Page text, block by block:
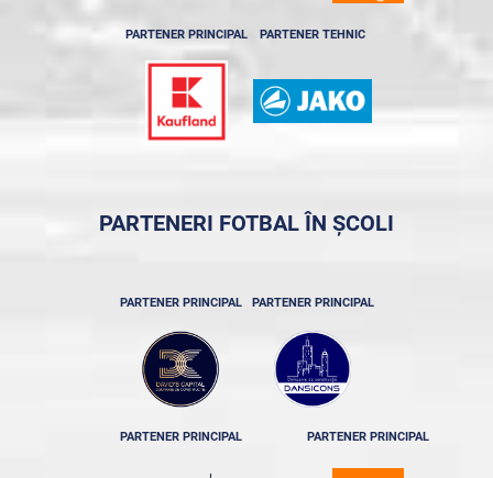
PARTENER PRINCIPAL PARTENER TEHNIC
PARTENERI FOTBAL ÎN ȘCOLI
PARTENER PRINCIPAL PARTENER PRINCIPAL
PARTENER PRINCIPAL PARTENER PRINCIPAL